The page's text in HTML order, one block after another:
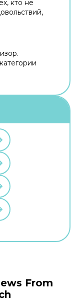
кто не
From